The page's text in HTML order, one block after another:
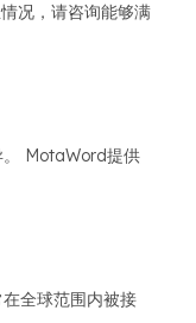
况，请咨询能够满
。 MotaWord提供
全球范围内被接